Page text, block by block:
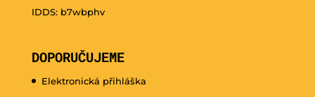
IDDS: b7wbphv
DOPORUČUJEME
Elektronická přihláška